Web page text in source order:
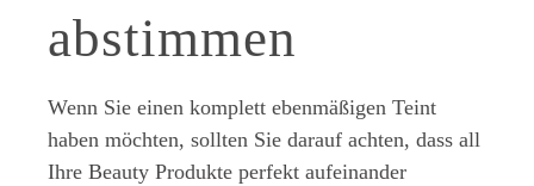
abstimmen
Wenn Sie einen komplett ebenmäßigen Teint
haben möchten, sollten Sie darauf achten, dass all
Ihre Beauty Produkte perfekt aufeinander